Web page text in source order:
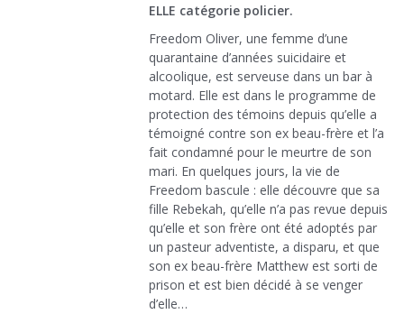
ELLE catégorie policier.
Freedom Oliver, une femme d’une
quarantaine d’années suicidaire et
alcoolique, est serveuse dans un bar à
motard. Elle est dans le programme de
protection des témoins depuis qu’elle a
témoigné contre son ex beau-frère et l’a
fait condamné pour le meurtre de son
mari. En quelques jours, la vie de
Freedom bascule : elle découvre que sa
fille Rebekah, qu’elle n’a pas revue depuis
qu’elle et son frère ont été adoptés par
un pasteur adventiste, a disparu, et que
son ex beau-frère Matthew est sorti de
prison et est bien décidé à se venger
d’elle…